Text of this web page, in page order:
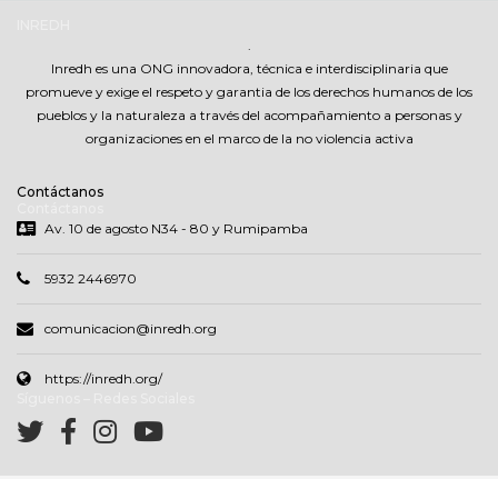
.
Inredh es una ONG innovadora, técnica e interdisciplinaria que
promueve y exige el respeto y garantia de los derechos humanos de los
pueblos y la naturaleza a través del acompañamiento a personas y
organizaciones en el marco de la no violencia activa
Contáctanos
Av. 10 de agosto N34 - 80 y Rumipamba
5932 2446970
comunicacion@inredh.org
https://inredh.org/